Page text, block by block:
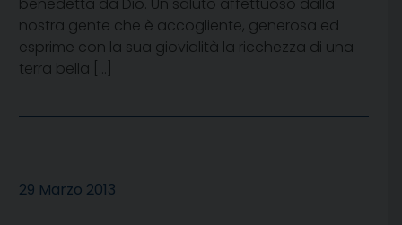
benedetta da Dio. Un saluto affettuoso dalla
nostra gente che è accogliente, generosa ed
esprime con la sua giovialità la ricchezza di una
terra bella […]
29 Marzo 2013